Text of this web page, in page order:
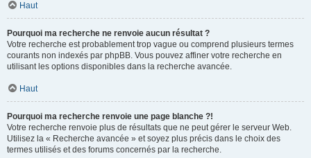
Haut
Pourquoi ma recherche ne renvoie aucun résultat ?
Votre recherche est probablement trop vague ou comprend plusieurs termes
courants non indexés par phpBB. Vous pouvez affiner votre recherche en
utilisant les options disponibles dans la recherche avancée.
Haut
Pourquoi ma recherche renvoie une page blanche ?!
Votre recherche renvoie plus de résultats que ne peut gérer le serveur Web.
Utilisez la « Recherche avancée » et soyez plus précis dans le choix des
termes utilisés et des forums concernés par la recherche.